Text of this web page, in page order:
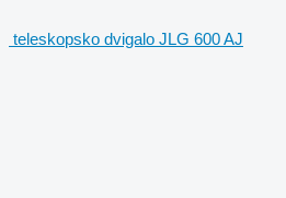
teleskopsko dvigalo JLG 600 AJ